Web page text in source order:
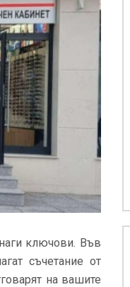
ключови. Във
съчетание от
на вашите